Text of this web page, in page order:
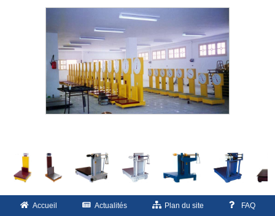
Accueil Actualités Plan du site FAQ